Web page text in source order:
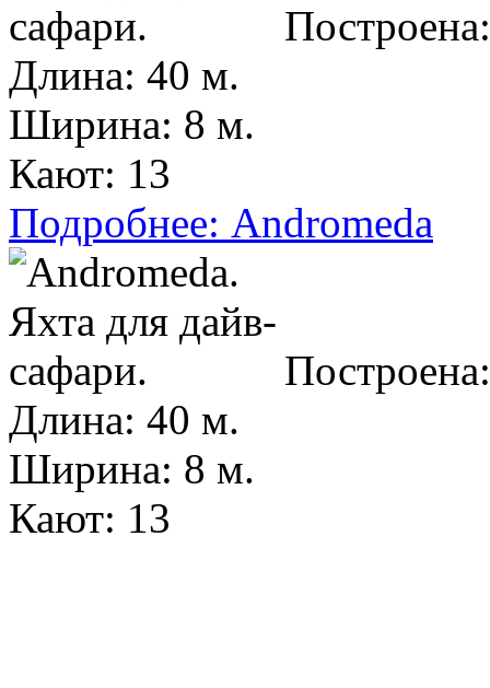
Длина: 40 м.
Ширина: 8 м.
Кают: 13
Подробнее: Andromeda
Длина: 40 м.
Ширина: 8 м.
Кают: 13